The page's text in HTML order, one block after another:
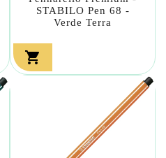
STABILO Pen 68 -
Verde Terra
